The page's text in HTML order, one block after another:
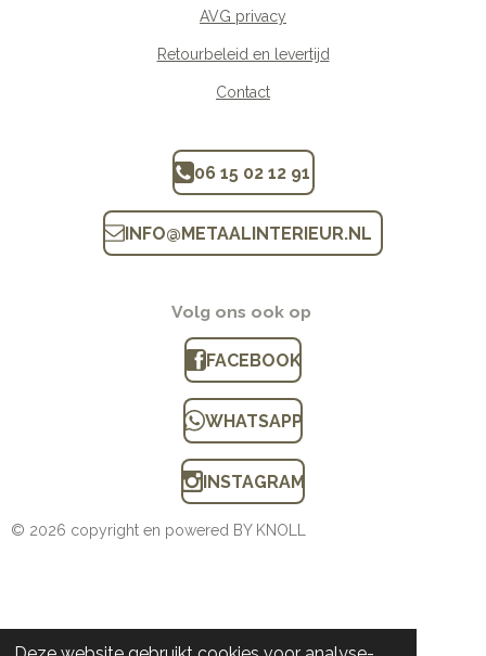
AVG privacy
Retourbeleid en levertijd
Contact
06 15 02 12 91
INFO@METAALINTERIEUR.NL
Volg ons ook op
FACEBOOK
WHATSAPP
INSTAGRAM
© 2026 copyright en powered BY KNOLL